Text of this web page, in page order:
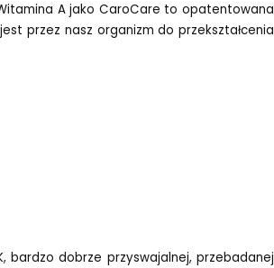
A jako CaroCare to opatentowana
przez nasz organizm do przekształcenia
bardzo dobrze przyswajalnej, przebadanej